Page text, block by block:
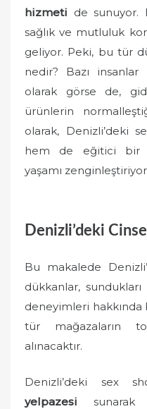
hizmeti de sunuyor.
sağlık ve mutluluk
geliyor. Peki, bu tür
nedir? Bazı
olarak görse de,
ürünlerin
olarak, Denizli’deki
hem de eğitici bir
yaşamı
Denizli’deki
Bu makalede
dükkanlar,
deneyimleri hakkında
tür mağazaların
alınacaktır.
Denizli’deki sex
yelpazesi sunarak